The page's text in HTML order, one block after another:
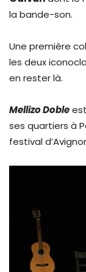
la bande-son.
Une première
les deux
en rester là.
Mellizo Doble
ses quartiers à
festival